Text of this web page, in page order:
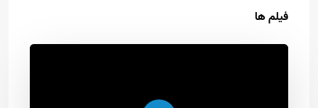
فیلم ها